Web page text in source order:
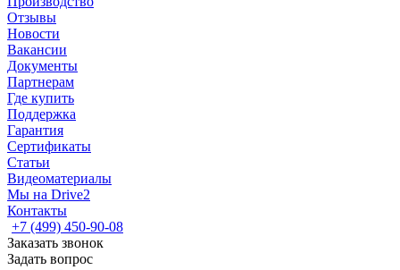
Отзывы
Новости
Вакансии
Документы
Партнерам
Где купить
Поддержка
Гарантия
Сертификаты
Статьи
Видеоматериалы
Мы на Drive2
Контакты
+7 (499) 450-90-08
Заказать звонок
Задать вопрос